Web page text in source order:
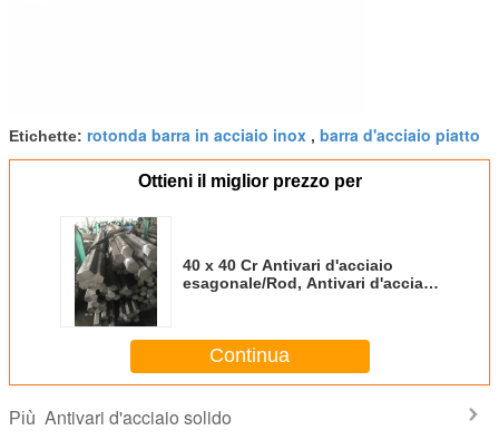
Etichette: rotonda barra in acciaio inox , barra d'acciaio piatto
Ottieni il miglior prezzo per
40 x 40 Cr Antivari d'acciaio
esagonale/Rod, Antivari d'acciaio
Continua
Più Antivari d'acciaio solido